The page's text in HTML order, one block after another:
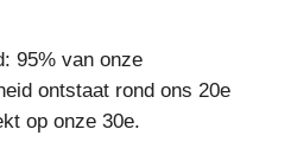
95% van onze
ontstaat rond ons 20e
op onze 30e.